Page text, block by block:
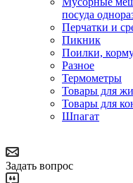
посуда
Перчатки и
Пикник
Поилки,
Разное
Термометры
Товары для
Товары для
Шпагат
Задать вопрос